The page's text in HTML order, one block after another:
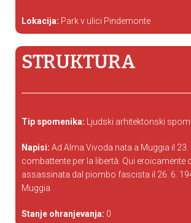
Lokacija: Park v ulici Pindemonte
STRUKTURA
Tip spomenika: Ljudski arhitektonski
Napisi: Ad Alma Vivoda nata a Muggia il 23.
combattente per la libertà. Qui eroicamente
assassinata dal piombo fascista il 26. 6.
Muggia
Stanje ohranjevanja: 0